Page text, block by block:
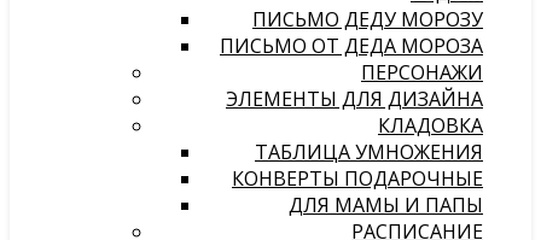
ПИСЬМО ДЕДУ МОРОЗУ
ПИСЬМО ОТ ДЕДА МОРОЗА
ПЕРСОНАЖИ
ЭЛЕМЕНТЫ ДЛЯ ДИЗАЙНА
КЛАДОВКА
ТАБЛИЦА УМНОЖЕНИЯ
КОНВЕРТЫ ПОДАРОЧНЫЕ
ДЛЯ МАМЫ И ПАПЫ
РАСПИСАНИЕ